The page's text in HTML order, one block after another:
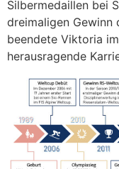
Silbermedaillen bei
dreimaligen Gewinn
beendete Viktoria
herausragende